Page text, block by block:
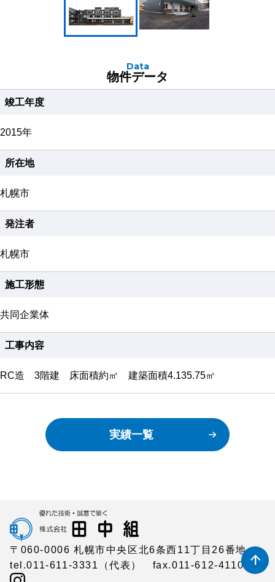
Data
物件データ
竣工年度
2015年
所在地
札幌市
発注者
札幌市
施工形態
共同企業体
工事内容
RC造 3階建 床面積約㎡ 建築面積4.135.75㎡
実績一覧
〒060-0006 札幌市中央区北6条西11丁目26番地
tel.011-611-3331（代表） fax.011-612-4110 arrow_upward